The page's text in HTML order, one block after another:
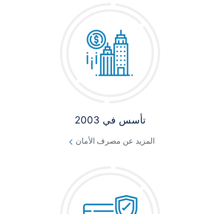
تأسس في 2003
المزيد عن مصرف الأمان